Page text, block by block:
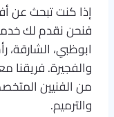
إذا كنت تبحث عن
فنحن نقدم لك
ابوظبي، الشارقة،
والفجيرة. فريقنا
من الفنيين
والترميم.